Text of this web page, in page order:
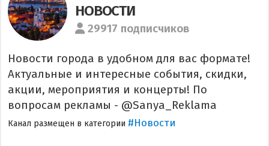
НОВОСТИ
29917 подписчиков
Новости города в удобном для вас формате!
Актуальные и интересные события, скидки,
акции, мероприятия и концерты! По
вопросам рекламы - @Sanya_Reklama
Канал размещен в категории #Новости